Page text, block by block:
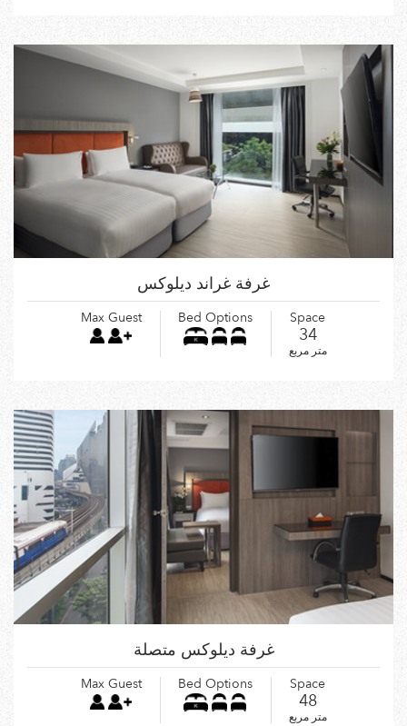
غرفة غراند ديلوكس
Max Guest Bed Options Space
34
متر مربع
غرفة ديلوكس متصلة
Max Guest Bed Options Space
48
متر مربع